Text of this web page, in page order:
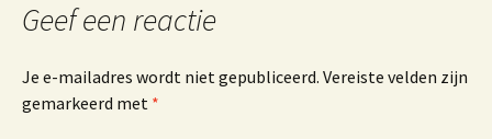
Geef een reactie
Je e-mailadres wordt niet gepubliceerd. Vereiste velden zijn
gemarkeerd met *